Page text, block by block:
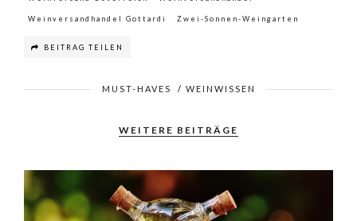
Weinversandhandel Gottardi Zwei-Sonnen-Weingarten
BEITRAG TEILEN
MUST-HAVES / WEINWISSEN
WEITERE BEITRÄGE